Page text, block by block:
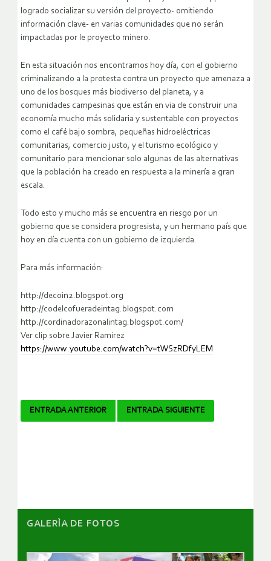
logrado socializar su versión del proyecto- omitiendo
información clave- en varias comunidades que no serán
impactadas por le proyecto minero.
En esta situación nos encontramos hoy día, con el gobierno
criminalizando a la protesta contra un proyecto que amenaza a
uno de los bosques más biodiverso del planeta, y a
comunidades campesinas que están en via de construir una
economía mucho más solidaria y sustentable con proyectos
como el café bajo sombra, pequeñas hidroeléctricas
comunitarias, comercio justo, y el turismo ecológico y
comunitario para mencionar solo algunas de las alternativas
que la población ha creado en respuesta a la minería a gran
escala.
Todo esto y mucho más se encuentra en riesgo por un
gobierno que se considera progresista, y un hermano país que
hoy en día cuenta con un gobierno de izquierda.
Para más información:
http://decoin2.blogspot.org
http://codelcofueradeintag.blogspot.com
http://cordinadorazonalintag.blogspot.com/
Ver clip sobre Javier Ramirez
https://www.youtube.com/watch?v=tWSzRDfyLEM
Navegador
ENTRADA ANTERIOR ENTRADA SIGUIENTE
GALERÌA DE FOTOS